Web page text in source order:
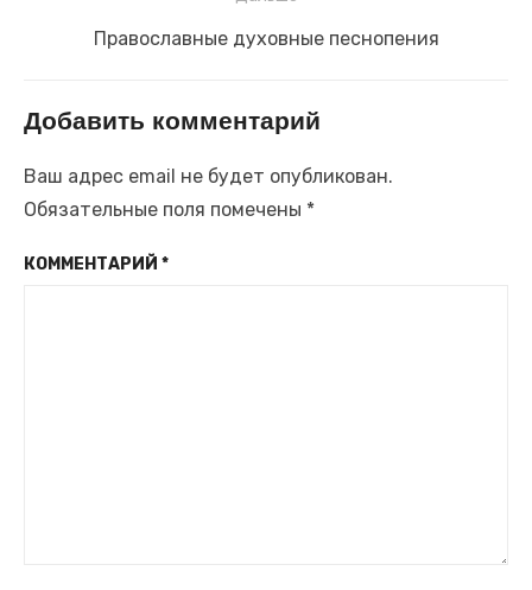
Следующая
Православные духовные песнопения
Добавить комментарий
Ваш адрес email не будет опубликован.
Обязательные поля помечены *
КОММЕНТАРИЙ *